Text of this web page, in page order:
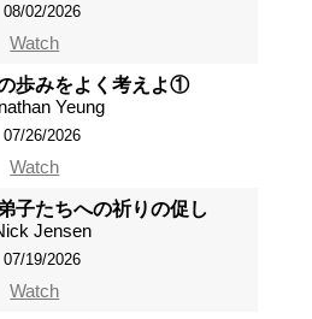
08/02/2026
Watch
歩みをよく考えよ①
Yeung
07/26/2026
Watch
子たちへの祈りの促し
Jensen
07/19/2026
Watch